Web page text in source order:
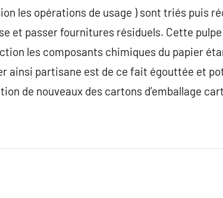
les opérations de usage ) sont triés puis
et passer fournitures résiduels. Cette
les composants chimiques du papier
ainsi partisane est de ce fait égouttée et
de nouveaux des cartons d’emballage